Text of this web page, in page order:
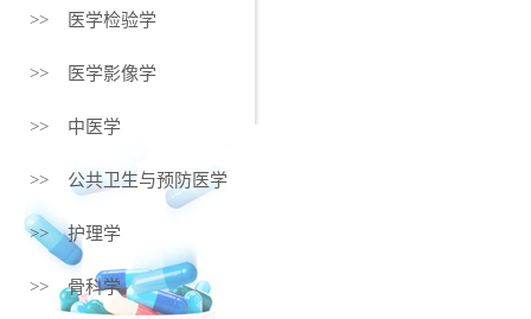
>> 医学检验学
>> 医学影像学
>> 中医学
>> 公共卫生与预防医学
>> 护理学
>> 骨科学